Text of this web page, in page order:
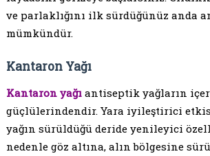
ve parlaklığını ilk sürdüğünüz anda
mümkündür.
Kantaron Yağı
Kantaron yağıantiseptik yağların
güçlülerindendir. Yara iyileştirici
yağın sürüldüğü deride yenileyici
nedenle göz altına, alın bölgesine